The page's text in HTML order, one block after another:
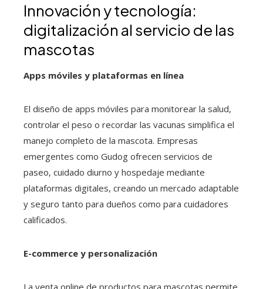
Innovación y tecnología:
digitalización al servicio de las
mascotas
Apps móviles y plataformas en línea
El diseño de apps móviles para monitorear la salud,
controlar el peso o recordar las vacunas simplifica el
manejo completo de la mascota. Empresas
emergentes como Gudog ofrecen servicios de
paseo, cuidado diurno y hospedaje mediante
plataformas digitales, creando un mercado adaptable
y seguro tanto para dueños como para cuidadores
calificados.
E-commerce y personalización